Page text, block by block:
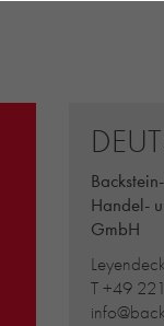
Handel-
GmbH
T+49